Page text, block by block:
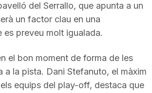
del Serrallo, que apunta a un
un factor clau en una
es preveu molt igualada.
el bon moment de forma de les
a la pista. Dani Stefanuto, el màxim
equips del play-off, destaca que